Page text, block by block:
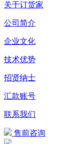
关于订货家
公司简介
企业文化
技术优势
招贤纳士
汇款账号
联系我们
售前咨询